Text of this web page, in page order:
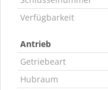
Verfügbarkeit
Antrieb
Getriebeart
Hubraum